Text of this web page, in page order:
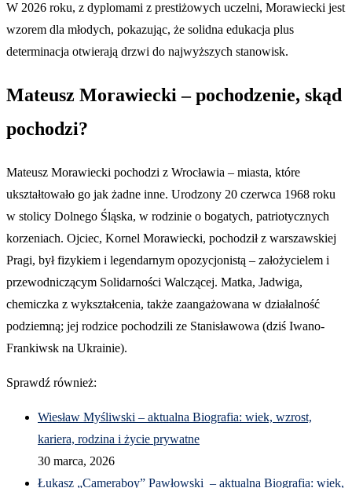
W 2026 roku, z dyplomami z prestiżowych uczelni, Morawiecki jest
wzorem dla młodych, pokazując, że solidna edukacja plus
determinacja otwierają drzwi do najwyższych stanowisk.
Mateusz Morawiecki – pochodzenie, skąd
pochodzi?
Mateusz Morawiecki pochodzi z Wrocławia – miasta, które
ukształtowało go jak żadne inne. Urodzony 20 czerwca 1968 roku
w stolicy Dolnego Śląska, w rodzinie o bogatych, patriotycznych
korzeniach. Ojciec, Kornel Morawiecki, pochodził z warszawskiej
Pragi, był fizykiem i legendarnym opozycjonistą – założycielem i
przewodniczącym Solidarności Walczącej. Matka, Jadwiga,
chemiczka z wykształcenia, także zaangażowana w działalność
podziemną; jej rodzice pochodzili ze Stanisławowa (dziś Iwano-
Frankiwsk na Ukrainie).
Sprawdź również:
Wiesław Myśliwski – aktualna Biografia: wiek, wzrost,
kariera, rodzina i życie prywatne
30 marca, 2026
Łukasz „Cameraboy” Pawłowski – aktualna Biografia: wiek,